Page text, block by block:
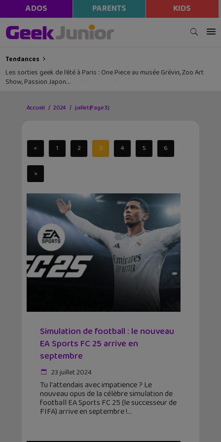
ADOS PARENTS KIDS
Tendances
Les sorties geek de l’été à Paris : One Piece au musée Grévin, Zoo Art
Show, Passion Japon…
Accueil 2024 juillet(Page 3)
« 1 2 3 4 5 6
»
Simulation de football : le nouveau
EA Sports FC 25 arrive en
septembre
23 juillet 2024
Tu l'attendais avec impatience ? Le
nouveau opus de la célèbre simulation de
football EA Sports FC 25 (le successeur de
FIFA) arrive en septembre !